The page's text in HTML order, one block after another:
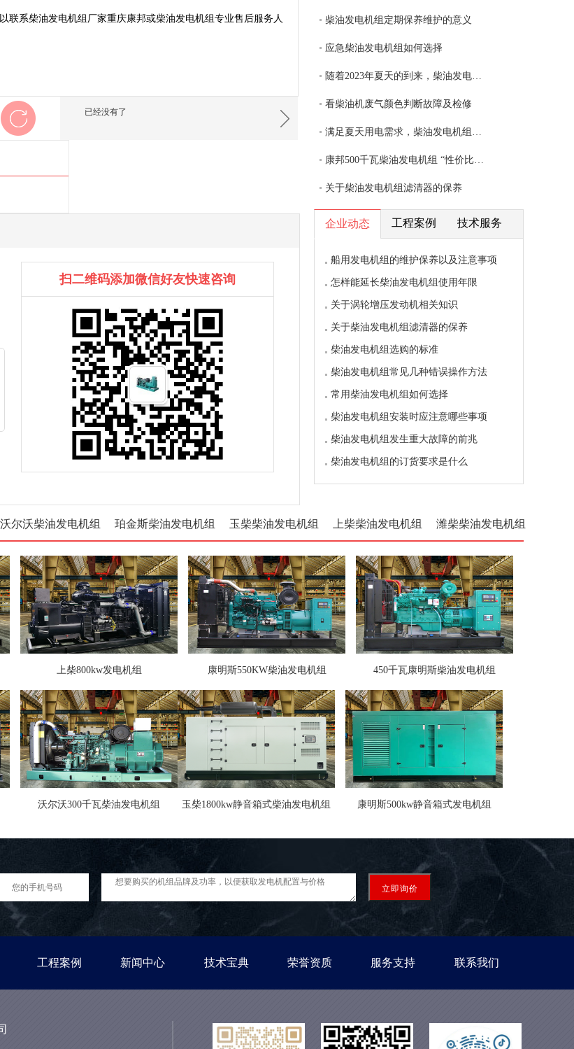
系柴油发电机组厂家重庆康邦或柴油发电机组专业售后服务人
已经没有了
扫二维码添加微信好友快速咨询
柴油发电机组定期保养维护的意义
应急柴油发电机组如何选择
随着2023年夏天的到来，柴油发电机组是可靠电力保障的设备吗？
看柴油机废气颜色判断故障及检修
满足夏天用电需求，柴油发电机组是保障稳定电力的优选设备吗？
康邦500千瓦柴油发电机组 “性价比之王”机组
关于柴油发电机组滤清器的保养
企业动态 工程案例 技术服务
船用发电机组的维护保养以及注意事项
怎样能延长柴油发电机组使用年限
关于涡轮增压发动机相关知识
关于柴油发电机组滤清器的保养
柴油发电机组选购的标准
柴油发电机组常见几种错误操作方法
常用柴油发电机组如何选择
柴油发电机组安装时应注意哪些事项
柴油发电机组发生重大故障的前兆
柴油发电机组的订货要求是什么
潍柴柴油发电机组
上柴柴油发电机组
玉柴柴油发电机组
珀金斯柴油发电机组
沃尔沃柴油发电机组
上柴800kw发电机组 康明斯550KW柴油发电机组 450千瓦康明斯柴油发电机组
沃尔沃300千瓦柴油发电机组 玉柴1800kw静音箱式柴油发电机组 康明斯500kw静音箱式发电机组
立即询价
工程案例 新闻中心 技术宝典 荣誉资质 服务支持 联系我们